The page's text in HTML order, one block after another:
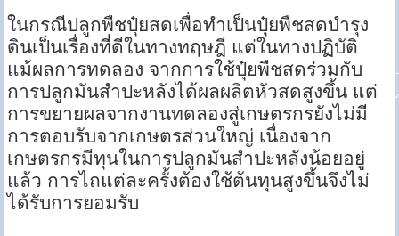
ในกรณีปลูกพืชปุ๋ยสดเพื่อทำเป็นปุ๋ยพืชสดบำรุง
ดินเป็นเรื่องที่ดีในทางทฤษฎี แต่ในทางปฏิบัติ
แม้ผลการทดลอง จากการใช้ปุ๋ยพืชสดร่วมกับ
การปลูกมันสำปะหลังได้ผลผลิตหัวสดสูงขึ้น แต่
การขยายผลจากงานทดลองสู่เกษตรกรยังไม่มี
การตอบรับจากเกษตรส่วนใหญ่ เนื่องจาก
เกษตรกรมีทุนในการปลูกมันสำปะหลังน้อยอยู่
แล้ว การไถแต่ละครั้งต้องใช้ต้นทุนสูงขึ้นจึงไม่
ได้รับการยอมรับ